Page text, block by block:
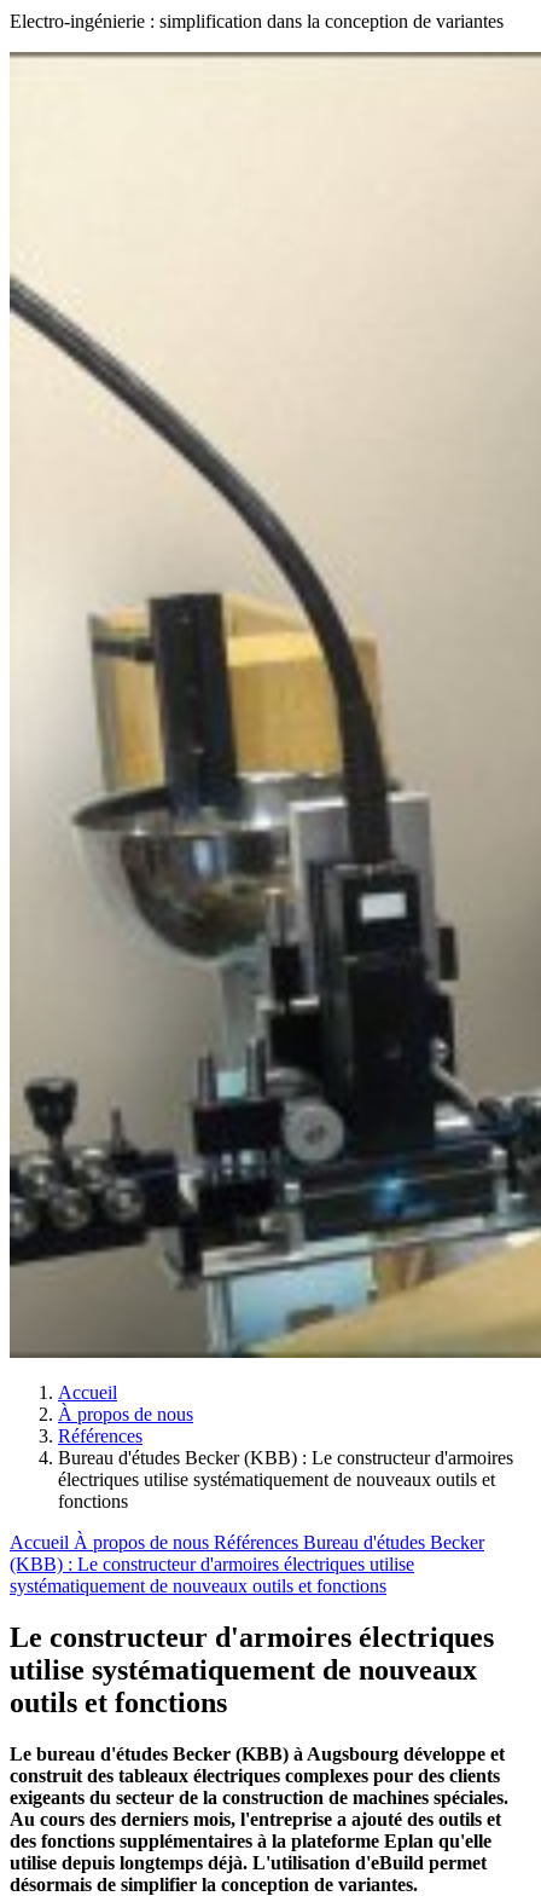
Electro-ingénierie : simplification dans la conception de variantes
Accueil
À propos de nous
Références
Bureau d'études Becker (KBB) : Le constructeur d'armoires
électriques utilise systématiquement de nouveaux outils et
fonctions
Accueil À propos de nous Références Bureau d'études Becker
(KBB) : Le constructeur d'armoires électriques utilise
systématiquement de nouveaux outils et fonctions
Le constructeur d'armoires électriques
utilise systématiquement de nouveaux
outils et fonctions
Le bureau d'études Becker (KBB) à Augsbourg développe et
construit des tableaux électriques complexes pour des clients
exigeants du secteur de la construction de machines spéciales.
Au cours des derniers mois, l'entreprise a ajouté des outils et
des fonctions supplémentaires à la plateforme Eplan qu'elle
utilise depuis longtemps déjà. L'utilisation d'eBuild permet
désormais de simplifier la conception de variantes.